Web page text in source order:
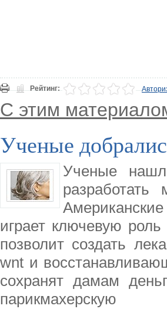
Рейтинг:
С этим
Ученые
Ученые
играет ключевую
позволит создать
wnt и
сохранят дамам
парикмахерскую